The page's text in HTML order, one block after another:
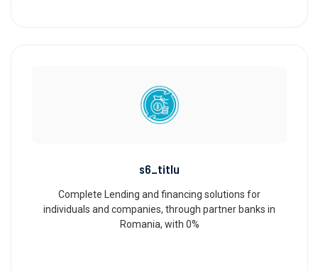
s6_titlu
Complete Lending and financing solutions for
individuals and companies, through partner banks in
Romania, with 0%